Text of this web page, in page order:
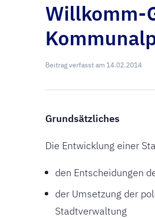
Willkomm-
Beitrag verfasst am 14.02.2014
Grundsätzliches
Die Entwicklung einer
den Entscheidungen
der Umsetzung der
Stadtverwaltung